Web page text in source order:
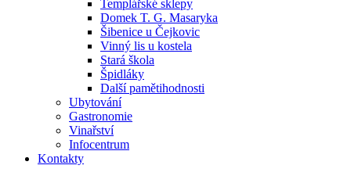
Templářské sklepy
Domek T. G. Masaryka
Šibenice u Čejkovic
Vinný lis u kostela
Stará škola
Špidláky
Další pamětihodnosti
Ubytování
Gastronomie
Vinařství
Infocentrum
Kontakty